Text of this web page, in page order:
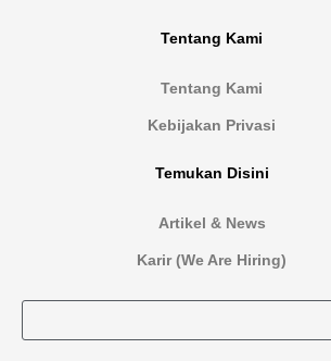
Tentang Kami
Tentang Kami
Kebijakan Privasi
Temukan Disini
Artikel & News
Karir (We Are Hiring)